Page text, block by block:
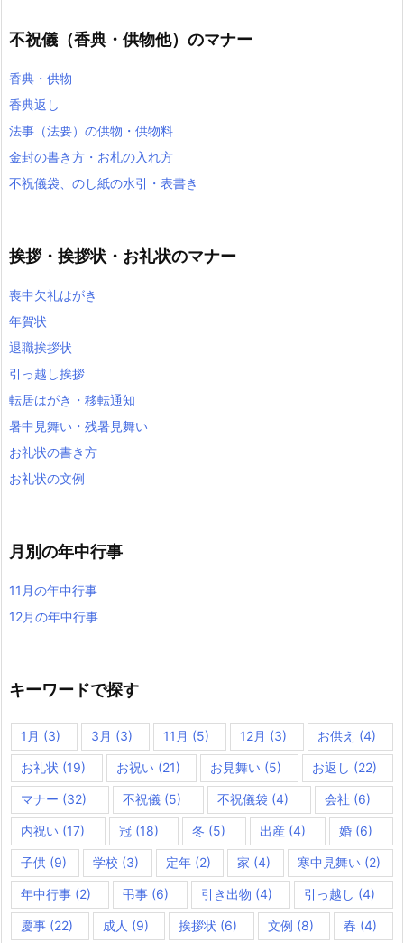
不祝儀（香典・供物他）のマナー
香典・供物
香典返し
法事（法要）の供物・供物料
金封の書き方・お札の入れ方
不祝儀袋、のし紙の水引・表書き
挨拶・挨拶状・お礼状のマナー
喪中欠礼はがき
年賀状
退職挨拶状
引っ越し挨拶
転居はがき・移転通知
暑中見舞い・残暑見舞い
お礼状の書き方
お礼状の文例
月別の年中行事
11月の年中行事
12月の年中行事
キーワードで探す
1月 (3) 3月 (3) 11月 (5) 12月 (3) お供え (4)
お礼状 (19) お祝い(21) お見舞い (5) お返し (22)
マナー (32) 不祝儀 (5) 不祝儀袋 (4) 会社 (6)
内祝い (17) 冠(18) 冬 (5) 出産(4) 婚 (6)
子供 (9) 学校 (3) 定年(2) 家 (4) 寒中見舞い(2)
年中行事 (2) 弔事 (6) 引き出物 (4) 引っ越し (4)
慶事 (22) 成人 (9) 挨拶状 (6) 文例 (8) 春 (4)